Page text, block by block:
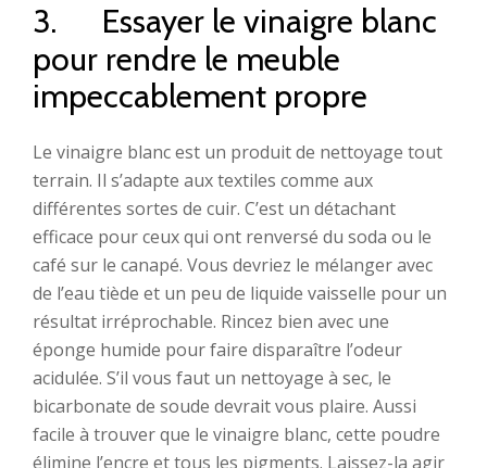
3. Essayer le vinaigre blanc
pour rendre le meuble
impeccablement propre
Le vinaigre blanc est un produit de nettoyage tout
terrain. Il s’adapte aux textiles comme aux
différentes sortes de cuir. C’est un détachant
efficace pour ceux qui ont renversé du soda ou le
café sur le canapé. Vous devriez le mélanger avec
de l’eau tiède et un peu de liquide vaisselle pour un
résultat irréprochable. Rincez bien avec une
éponge humide pour faire disparaître l’odeur
acidulée. S’il vous faut un nettoyage à sec, le
bicarbonate de soude devrait vous plaire. Aussi
facile à trouver que le vinaigre blanc, cette poudre
élimine l’encre et tous les pigments. Laissez-la agir